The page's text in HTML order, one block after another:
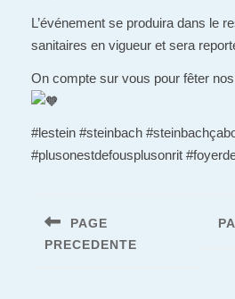
L’événement se produira dans le
sanitaires en vigueur et sera
On compte sur vous pour fêter
#lestein #steinbach
#plusonestdefousplusonrit
de
l’article
PAGE
PRECEDENTE